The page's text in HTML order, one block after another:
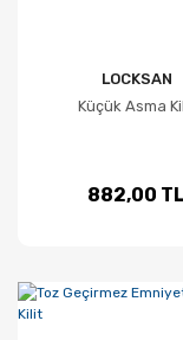
LOCKSAN
Küçük Asma
882,00 TL